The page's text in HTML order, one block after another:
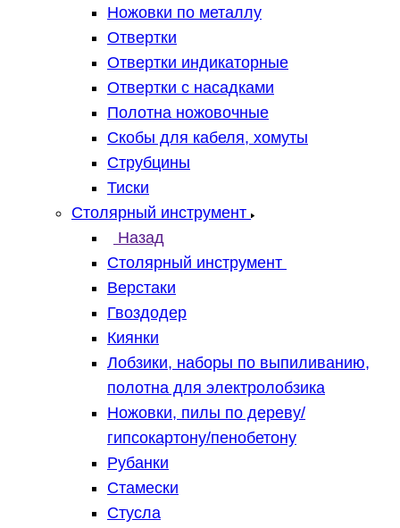
Ножовки по металлу
Отвертки
Отвертки индикаторные
Отвертки с насадками
Полотна ножовочные
Скобы для кабеля, хомуты
Струбцины
Тиски
Столярный инструмент
Назад
Столярный инструмент
Верстаки
Гвоздодер
Киянки
Лобзики, наборы по выпиливанию,
полотна для электролобзика
Ножовки, пилы по дереву/
гипсокартону/пенобетону
Рубанки
Стамески
Стусла